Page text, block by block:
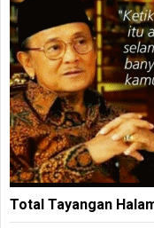
Total Tayangan